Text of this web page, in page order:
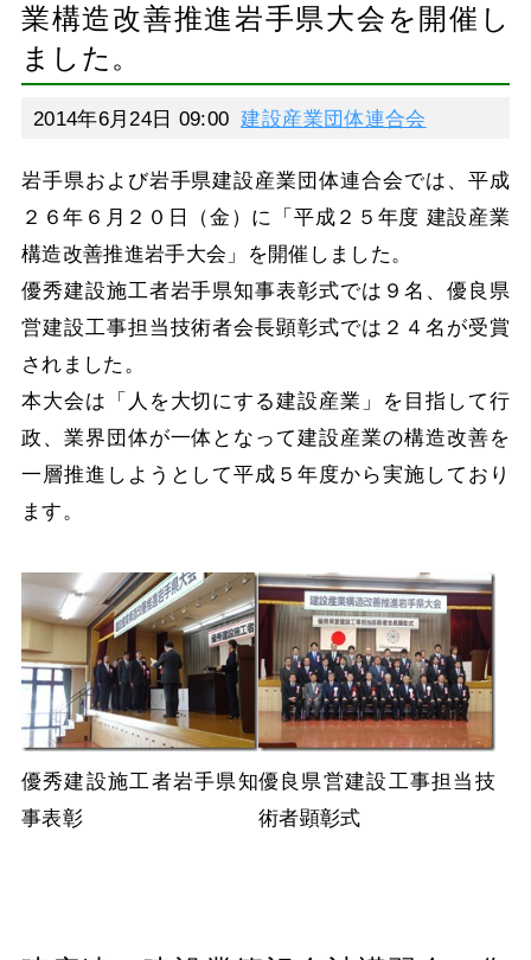
業構造改善推進岩手県大会を開催し
ました。
2014年6月24日 09:00 建設産業団体連合会
岩手県および岩手県建設産業団体連合会では、平成
２６年６月２０日（金）に「平成２５年度 建設産業
構造改善推進岩手大会」を開催しました。
優秀建設施工者岩手県知事表彰式では９名、優良県
営建設工事担当技術者会長顕彰式では２４名が受賞
されました。
本大会は「人を大切にする建設産業」を目指して行
政、業界団体が一体となって建設産業の構造改善を
一層推進しようとして平成５年度から実施しており
ます。
優秀建設施工者岩手県知
事表彰
優良県営建設工事担当技
術者顕彰式